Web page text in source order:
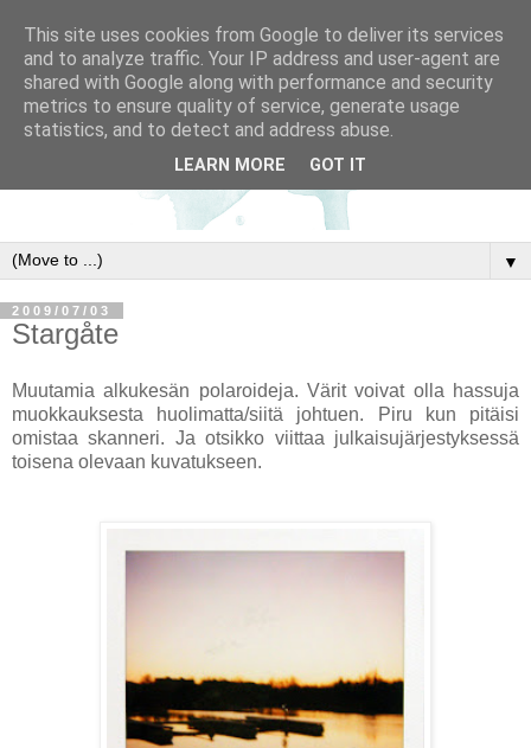
▼
2009/07/03
Stargåte
Muutamia alkukesän polaroideja. Värit voivat olla hassuja
muokkauksesta huolimatta/siitä johtuen. Piru kun pitäisi
omistaa skanneri. Ja otsikko viittaa julkaisujärjestyksessä
toisena olevaan kuvatukseen.
This site uses cookies from Google to deliver its services
and to analyze traffic. Your IP address and user-agent are
shared with Google along with performance and security
metrics to ensure quality of service, generate usage
statistics, and to detect and address abuse.
LEARN MORE GOT IT